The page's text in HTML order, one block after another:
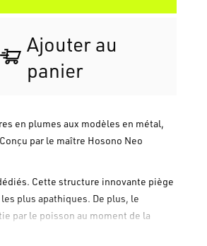
Ajouter au
panier
en plumes aux modèles en métal,
par le maître Hosono Neo
Cette structure innovante piège
plus apathiques. De plus, le
par le poisson au moment de la
la truite ne s'aperçoive de la